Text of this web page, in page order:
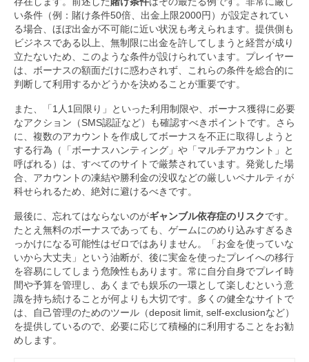
い条件（例：賭け条件50倍、出金上限2000円）が設定されてい
る場合、ほぼ出金が不可能に近い状況も考えられます。提供側も
ビジネスである以上、無制限に出金を許してしまうと経営が成り
立たないため、このような条件が設けられています。プレイヤー
は、ボーナスの額面だけに惑わされず、これらの条件を総合的に
判断して利用するかどうかを決めることが重要です。
また、「1人1回限り」といった利用制限や、ボーナス獲得に必要
なアクション（SMS認証など）も確認すべきポイントです。さら
に、複数のアカウントを作成してボーナスを不正に取得しようと
する行為（「ボーナスハンティング」や「マルチアカウント」と
呼ばれる）は、すべてのサイトで厳禁されています。発覚した場
合、アカウントの凍結や勝利金の没収などの厳しいペナルティが
科せられるため、絶対に避けるべきです。
最後に、忘れてはならないのがギャンブル依存症のリスクです。
たとえ無料のボーナスであっても、ゲームにのめり込みすぎるき
っかけになる可能性はゼロではありません。「お金を使っていな
いから大丈夫」という油断が、後に実金を使ったプレイへの移行
を容易にしてしまう危険性もあります。常に自分自身でプレイ時
間や予算を管理し、あくまでも娱乐の一環として楽しむという意
識を持ち続けることが何よりも大切です。多くの健全なサイトで
は、自己管理のためのツール（deposit limit, self-exclusionなど）
を提供しているので、必要に応じて積極的に利用することをお勧
めします。